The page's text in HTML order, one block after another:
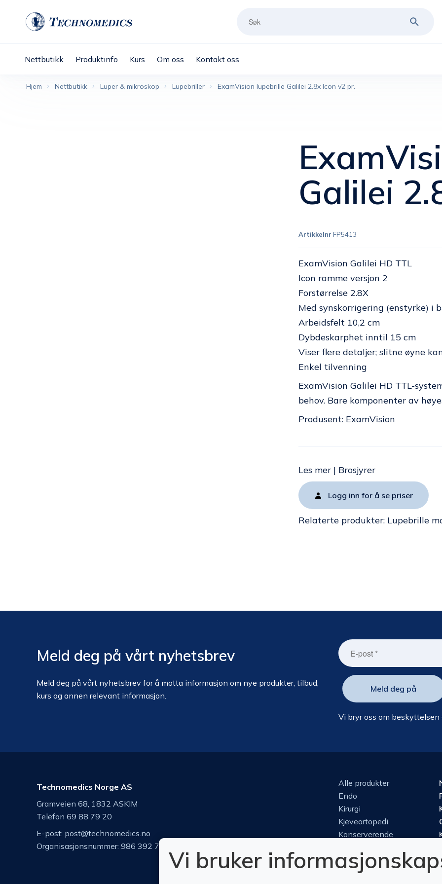
Nettbutikk Produktinfo Kurs Om oss Kontakt oss
Hjem Nettbutikk Luper & mikroskop Lupebriller ExamVision lupebrille Galilei 2.8x Icon v2 pr.
Galilei
Artikkelnr FP5413
ExamVision Galilei HD TTL
Icon ramme versjon 2
Forstørrelse 2.8X
Med synskorrigering (enstyrke) i
Arbeidsfelt 10,2 cm
Dybdeskarphet inntil 15 cm
Viser flere detaljer; slitne øyne
Enkel tilvenning
ExamVision Galilei HD TTL-
behov. Bare komponenter av
Produsent: ExamVision
Les mer | Brosjyrer
Logg inn for å se priser
Relaterte produkter: Lupebrille
Meld deg på vårt nyhetsbrev
Meld deg på vårt nyhetsbrev for å motta informasjon om nye produkter, tilbud,
kurs og annen relevant informasjon.
Vi bryr oss om
Technomedics Norge AS
Gramveien 68, 1832 ASKIM
Telefon 69 88 79 20
E-post: post@technomedics.no
Organisasjonsnummer: 986 392 742
Alle produkter
Endo
Kirurgi
Kjeveortopedi
Konserverende
Perio
Protetikk
Vi bruker